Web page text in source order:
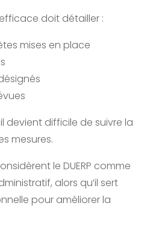
doit détailler :
mises en place
devient difficile de suivre la
mesures.
le DUERP comme
alors qu’il sert
pour améliorer la